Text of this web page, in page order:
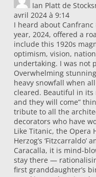
Ian Platt de
avril 2024 à 9:14
I heard about Canfranc
year, 2024, offered a
include this 1920s
optimism, vision,
undertaking. I was not
Overwhelming
heavy snowfall when
cleared. Beautiful in
and they will come”
tribute to all the
decorators who have
Like Titanic, the Opera
Herzog’s
Caracalla, it is mind-
stay there —
first granddaughter’s